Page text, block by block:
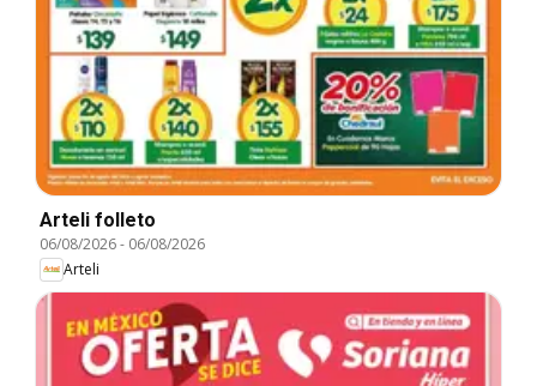
Arteli folleto
06/08/2026- 06/08/2026
Arteli